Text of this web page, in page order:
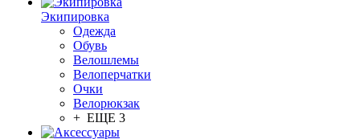
Экипировка
Одежда
Обувь
Велошлемы
Велоперчатки
Очки
Велорюкзак
+ ЕЩЕ 3